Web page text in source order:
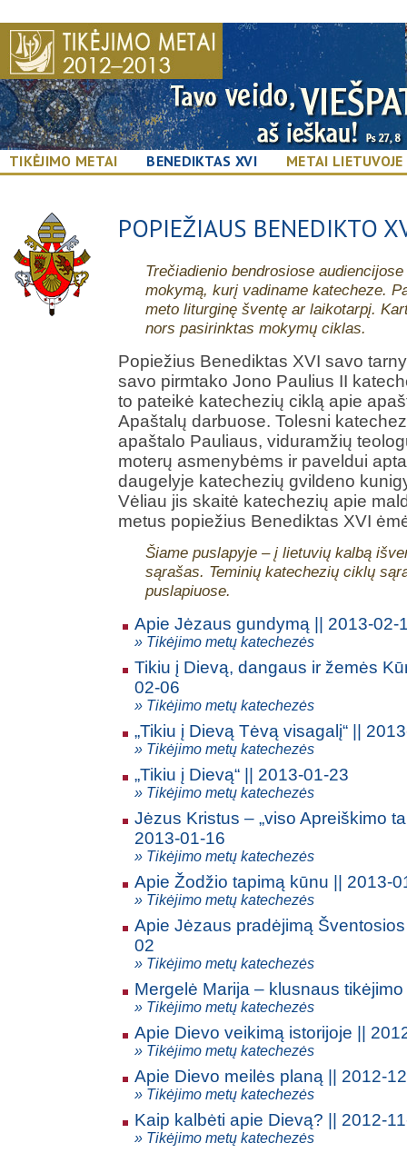
TIKĖJIMO METAI BENEDIKTAS XVI METAI LIETUVOJE
POPIEŽIAUS BENEDIKTO
Trečiadienio bendrosiose
mokymą, kurį vadiname katecheze.
meto liturginę šventę ar laikotarpį.
nors pasirinktas mokymų ciklas.
Popiežius Benediktas XVI savo
savo pirmtako Jono Paulius II
to pateikė katechezių ciklą apie
Apaštalų darbuose. Tolesni
apaštalo Pauliaus, viduramžių
moterų asmenybėms ir paveldui
daugelyje katechezių gvildeno
Vėliau jis skaitė katechezių apie
metus popiežius Benediktas XVI
Šiame puslapyje – į lietuvių kalbą
sąrašas. Teminių katechezių ciklų
puslapiuose.
Apie Jėzaus gundymą || 2013-02-
» Tikėjimo metų katechezės
Tikiu į Dievą, dangaus ir žemės
02-06
» Tikėjimo metų katechezės
„Tikiu į Dievą Tėvą visagalį“ ||
» Tikėjimo metų katechezės
„Tikiu į Dievą“ || 2013-01-23
» Tikėjimo metų katechezės
Jėzus Kristus – „viso Apreiškimo
2013-01-16
» Tikėjimo metų katechezės
Apie Žodžio tapimą kūnu || 2013-
» Tikėjimo metų katechezės
Apie Jėzaus pradėjimą
02
» Tikėjimo metų katechezės
Mergelė Marija – klusnaus
» Tikėjimo metų katechezės
Apie Dievo veikimą istorijoje ||
» Tikėjimo metų katechezės
Apie Dievo meilės planą || 2012-
» Tikėjimo metų katechezės
Kaip kalbėti apie Dievą? || 2012-
» Tikėjimo metų katechezės